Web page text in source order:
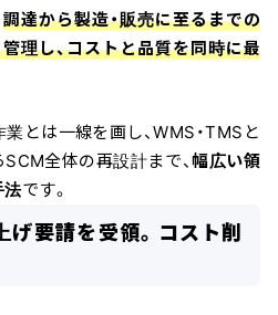
調達から製造・販売に至るまでの
理し、コストと品質を同時に最
とは一線を画し、WMS・TMSと
全体の再設計まで、幅広い領
法です。
要請を受領。コスト削